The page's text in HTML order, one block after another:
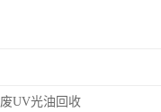
废UV光油回收